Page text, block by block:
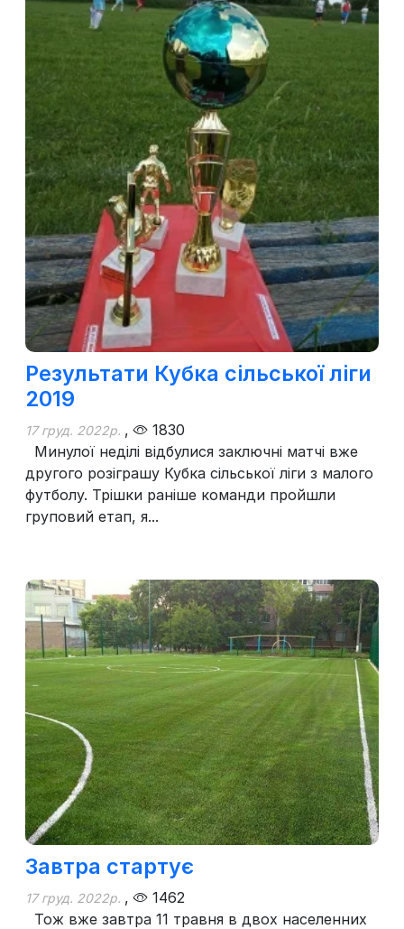
Результати Кубка сільської ліги
2019
17 груд. 2022р. ,
1830
Минулої неділі відбулися заключні матчі вже
другого розіграшу Кубка сільської ліги з малого
футболу. Трішки раніше команди пройшли
груповий етап, я...
Завтра стартує
17 груд. 2022р. ,
1462
Тож вже завтра 11 травня в двох населенних